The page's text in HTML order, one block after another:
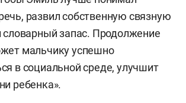
развил собственную связную
словарный запас. Продолжение
мальчику успешно
в социальной среде, улучшит
ребенка».